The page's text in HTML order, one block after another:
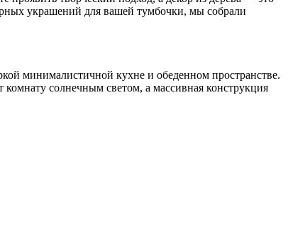
украшений для вашей тумбочки, мы собрали
минималистичной кухне и обеденном пространстве.
солнечным светом, а массивная конструкция